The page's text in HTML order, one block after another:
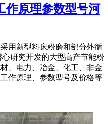
作原理参数型号河
用新型料床粉磨和部分外循
研究开发的大型高产节能粉
、电力、冶金、化工、非金
作原理、参数型号及价格等